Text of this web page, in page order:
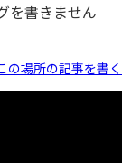
を書きません
の場所の記事を書く